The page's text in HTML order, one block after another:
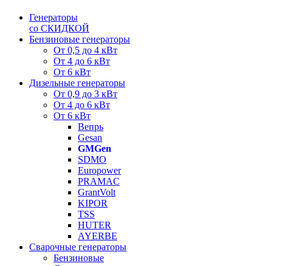
Генераторы
со СКИДКОЙ
Бензиновые генераторы
От 0,5 до 4 кВт
От 4 до 6 кВт
От 6 кВт
Дизельные генераторы
От 0,9 до 3 кВт
От 4 до 6 кВт
От 6 кВт
Вепрь
Gesan
GMGen
SDMO
Europower
PRAMAC
GrantVolt
KIPOR
TSS
HUTER
AYERBE
Сварочные генераторы
Бензиновые